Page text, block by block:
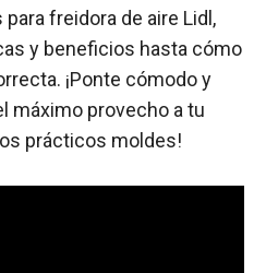
freidora de aire Lidl,
y beneficios hasta cómo
¡Ponte cómodo y
máximo provecho a tu
prácticos moldes!